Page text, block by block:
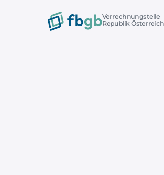
Verrechnungstelle
Republik Österreich